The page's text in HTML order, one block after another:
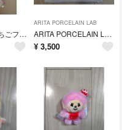
つぶらな瞳のいちごフェア(全25種) マスコット×5(新品・未使用／タグ付属)
ARITA PORCELAIN LAB
ARITA PORCELAIN LAB 古伊万里草花紋 銘々皿 ワインレッド
¥ 3,500